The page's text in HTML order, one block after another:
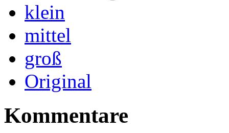
Bild in folgender Größe
klein
mittel
groß